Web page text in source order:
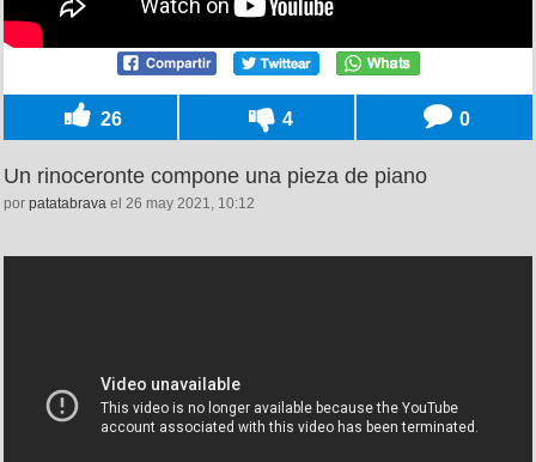
26 4 0
Un rinoceronte compone una pieza de piano
por patatabrava el 26 may 2021, 10:12